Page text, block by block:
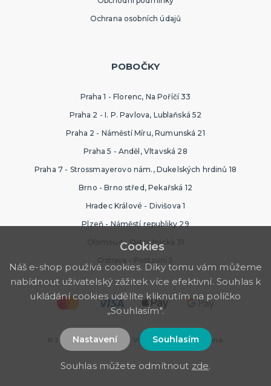
Ochrana osobních údajů
POBOČKY
Praha 1 - Florenc, Na Poříčí 33
Praha 2 - I. P. Pavlova, Lublaňská 52
Praha 2 - Náměstí Míru, Rumunská 21
Praha 5 - Anděl, Vltavská 28
Praha 7 - Strossmayerovo nám., Dukelských hrdinů 18
Brno - Brno střed, Pekařská 12
Hradec Králové - Divišova 1
Plzeň - Náměstí republiky 29
Olomouc - Ostružnická 31
Ostrava - Poštovní 5
© 2026 Ptákoviny Plzeň. Všechna práva vyhrazena.
Cookies
Náš e-shop používá cookies. Díky tomu vám můžeme
nabídnout uživatelský zážitek více efektivní. Souhlas k
ukládání cookies udělíte kliknutím na políčko
„Souhlasím".
Nastavení Souhlasím
Souhlas můžete odmítnout zde.